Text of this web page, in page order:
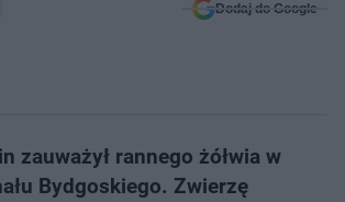
Dodaj do Google
zauważył rannego żółwia w
Bydgoskiego. Zwierzę